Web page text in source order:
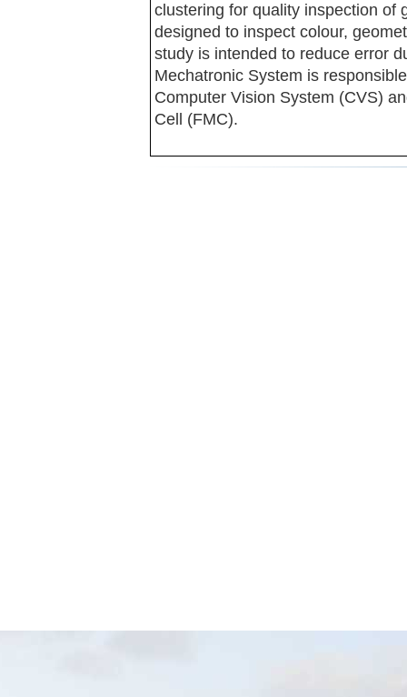
clustering for quality inspection of
designed to inspect colour,
study is intended to reduce error
Mechatronic System is
Computer Vision System (CVS)
Cell (FMC).